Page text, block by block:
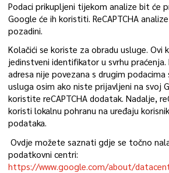
Podaci prikupljeni tijekom analize bit će
Google će ih koristiti. ReCAPTCHA
pozadini.
Kolačići se koriste za obradu usluge. Ovi
jedinstveni identifikator u svrhu praćenja.
adresa nije povezana s drugim podacima
usluga osim ako niste prijavljeni na svoj
koristite reCAPTCHA dodatak. Nadalje,
koristi lokalnu pohranu na uređaju
podataka.
Ovdje možete saznati gdje se točno
podatkovni centri:
https://www.google.com/about/